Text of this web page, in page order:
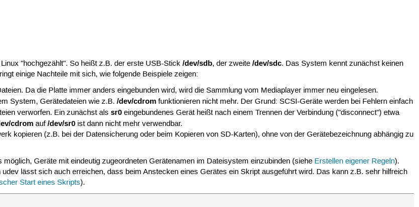
"hochgezählt". So heißt z.B. der erste USB-Stick/dev/sdb, der zweite/dev/sdc. Das System kennt zunächst keinen
einige Nachteile mit sich, wie folgende Beispiele zeigen:
Da die Platte immer anders eingebunden wird, wird die Sammlung vom Mediaplayer immer neu eingelesen.
System, Gerätedateien wie z.B. /dev/cdromfunktionieren nicht mehr. Der Grund: SCSI-Geräte werden bei Fehlern einfach
verworfen. Ein zunächst als sr0eingebundenes Gerät heißt nach einem Trennen der Verbindung ("disconnect") etwa
cdromauf/dev/sr0ist dann nicht mehr verwendbar.
kopieren (z.B. bei der Datensicherung oder beim Kopieren von SD-Karten), ohne von der Gerätebezeichnung abhängig zu
möglich, Geräte mit eindeutig zugeordneten Gerätenamen im Dateisystem einzubinden (siehe Erstellen eigener Regeln).
lässt sich auch erreichen, dass beim Anstecken eines Gerätes ein Skript ausgeführt wird. Das kann z.B. sehr hilfreich
Start eines Skripts).